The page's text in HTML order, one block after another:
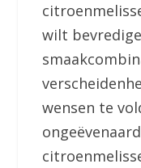
wilt
wensen te